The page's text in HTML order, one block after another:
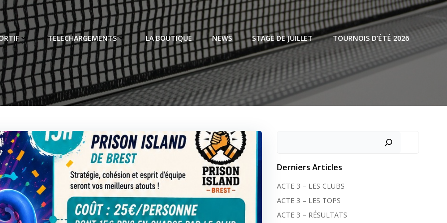
TELECHARGEMENTS LA BOUTIQUE NEWS STAGE DE JUILLET TOURNOIS D’ÉTÉ 2026
Derniers Articles
ACTE 3 – LES CLUBS
ACTE 3 – LES TOPS
ACTE 3 – RÉSULTATS